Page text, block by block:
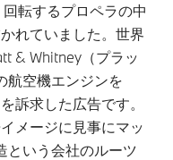
転するプロペラの中
れていました。世界
& Whitney（プラッ
航空機エンジンを
訴求した広告です。
メージに見事にマッ
という会社のルーツ